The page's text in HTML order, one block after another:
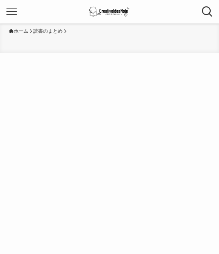
ホーム 読書のまとめ